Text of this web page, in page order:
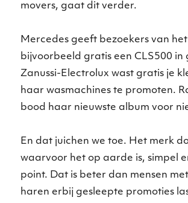
movers, gaat dit verder.
Mercedes geeft bezoekers van
bijvoorbeeld gratis een CLS500 in
Zanussi-Electrolux wast gratis je
haar wasmachines te promoten.
bood haar nieuwste album voor
En dat juichen we toe. Het merk
waarvoor het op aarde is, simpel
point. Dat is beter dan mensen
haren erbij gesleepte promoties